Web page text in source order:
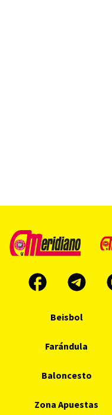
Beisbol
Farándula
Baloncesto
Zona Apuestas